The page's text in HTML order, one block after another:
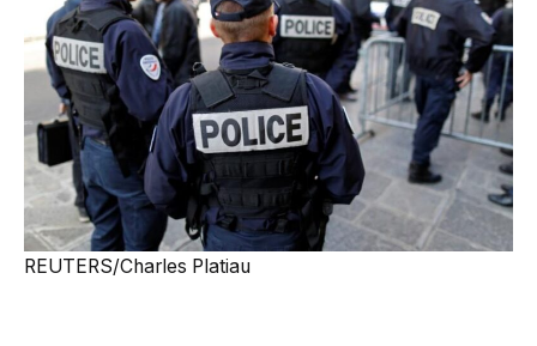
REUTERS/Charles Platiau